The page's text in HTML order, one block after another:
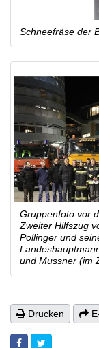
Schneefräse der
Gruppenfoto vor
Zweiter Hilfszug
Pollinger und
und Mussner (im
Drucken